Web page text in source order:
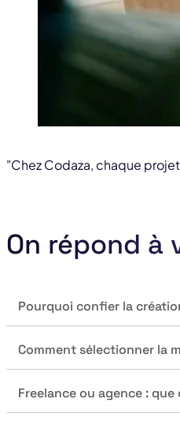
On répond à
Pourquoi confier la
Comment sélectionner la
Freelance ou agence : que
"Chez Codaza, chaque